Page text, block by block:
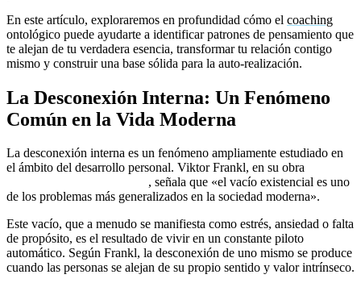
En este artículo, exploraremos en profundidad cómo el coaching
ontológico puede ayudarte a identificar patrones de pensamiento que
te alejan de tu verdadera esencia, transformar tu relación contigo
mismo y construir una base sólida para la auto-realización.
La Desconexión Interna: Un Fenómeno
Común en la Vida Moderna
La desconexión interna es un fenómeno ampliamente estudiado en
el ámbito del desarrollo personal. Viktor Frankl, en su obra
, señala que «el vacío existencial es uno
de los problemas más generalizados en la sociedad moderna».
Este vacío, que a menudo se manifiesta como estrés, ansiedad o falta
de propósito, es el resultado de vivir en un constante piloto
automático. Según Frankl, la desconexión de uno mismo se produce
cuando las personas se alejan de su propio sentido y valor intrínseco.